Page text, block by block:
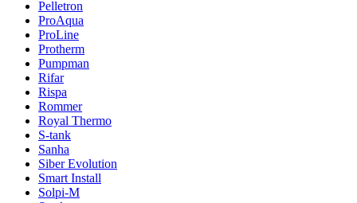
Pelletron
ProAqua
ProLine
Protherm
Pumpman
Rifar
Rispa
Rommer
Royal Thermo
S-tank
Sanha
Siber Evolution
Smart Install
Solpi-M